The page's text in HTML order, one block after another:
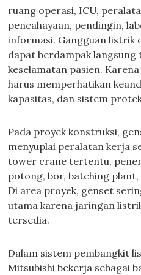
ruang operasi, ICU,
pencahayaan, pendingin,
informasi. Gangguan listrik
dapat berdampak langsung
keselamatan pasien.
harus memperhatikan
kapasitas, dan sistem
Pada proyek konstruksi,
menyuplai peralatan kerja
tower crane tertentu,
potong, bor, batching
Di area proyek, genset
utama karena jaringan
tersedia.
Dalam sistem pembangkit
Mitsubishi bekerja sebagai